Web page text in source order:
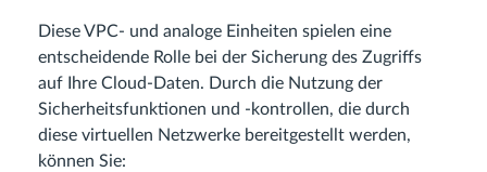
Diese VPC- und analoge Einheiten spielen eine
entscheidende Rolle bei der Sicherung des Zugriffs
auf Ihre Cloud-Daten. Durch die Nutzung der
Sicherheitsfunktionen und -kontrollen, die durch
diese virtuellen Netzwerke bereitgestellt werden,
können Sie: